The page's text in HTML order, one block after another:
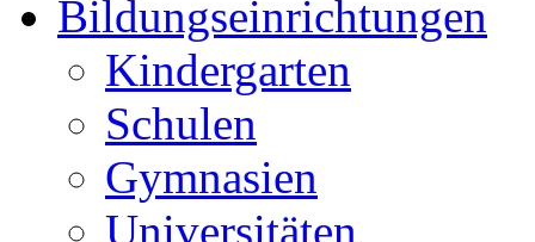
Bildungseinrichtungen
Kindergarten
Schulen
Gymnasien
Universitäten